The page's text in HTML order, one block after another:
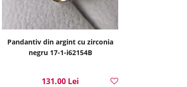
Pandantiv din argint cu zirconia
negru 17-1-i62154B
131.00 Lei